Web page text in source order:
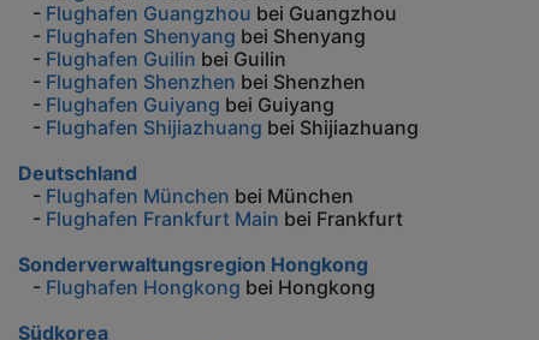
- Flughafen Guangzhou bei Guangzhou
- Flughafen Shenyang bei Shenyang
- Flughafen Guilin bei Guilin
- Flughafen Shenzhen bei Shenzhen
- Flughafen Guiyang bei Guiyang
- Flughafen Shijiazhuang bei Shijiazhuang
Deutschland
- Flughafen München bei München
- Flughafen Frankfurt Main bei Frankfurt
Sonderverwaltungsregion Hongkong
- Flughafen Hongkong bei Hongkong
Südkorea